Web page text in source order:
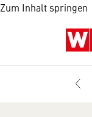
Zum Inhalt springen